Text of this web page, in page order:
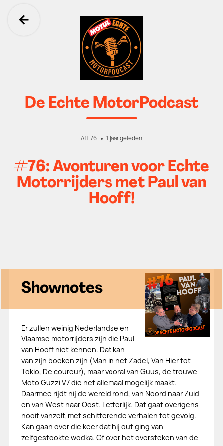
Ga terug
De Echte MotorPodcast
Afl. 76 1 jaar geleden
#76: Avonturen voor Echte
Motorrijders met Paul van
Hooff!
Shownotes
Er zullen weinig Nederlandse en
Vlaamse motorrijders zijn die Paul
van Hooff niet kennen. Dat kan
van zijn boeken zijn (Man in het Zadel, Van Hier tot
Tokio, De coureur), maar vooral van Guus, de trouwe
Moto Guzzi V7 die het allemaal mogelijk maakt.
Daarmee rijdt hij de wereld rond, van Noord naar Zuid
en van West naar Oost. Letterlijk. Dat gaat overigens
nooit vanzelf, met schitterende verhalen tot gevolg.
Kan gaan over die keer dat hij out ging van
zelfgestookte wodka. Of over het oversteken van de